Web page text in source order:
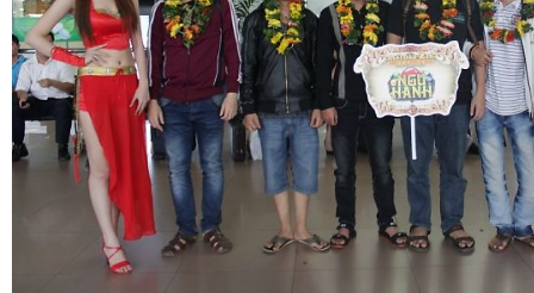
Thiết kế hệ thống thiết bị hội
thảo chuyên nghiệp tại Hưng
Yên